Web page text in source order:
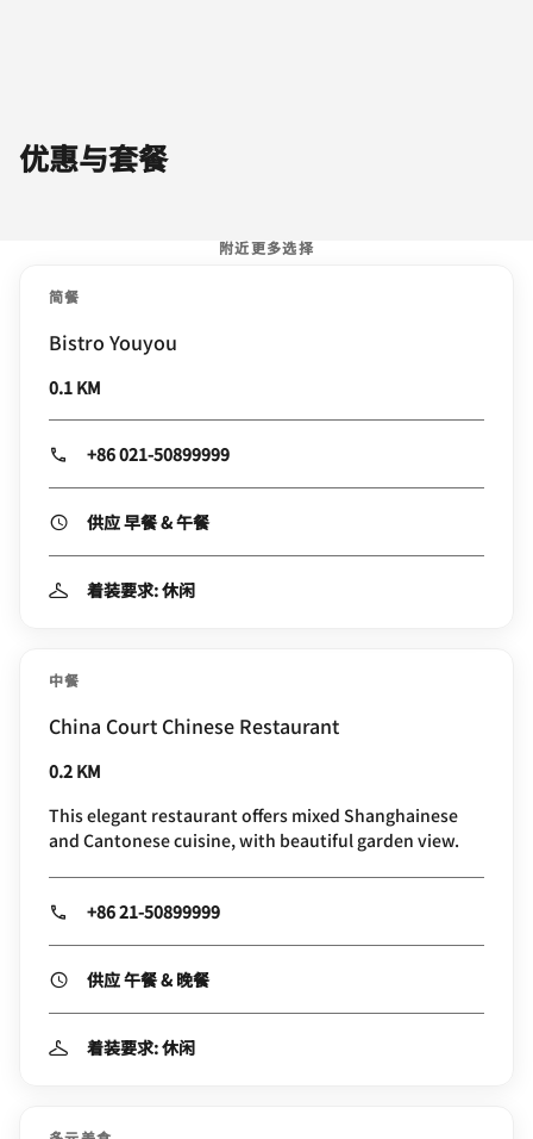
优惠与套餐
附近更多选择
简餐
Bistro Youyou
0.1 KM
+86 021-50899999
供应 早餐 & 午餐
着装要求: 休闲
中餐
China Court Chinese Restaurant
0.2 KM
This elegant restaurant offers mixed Shanghainese
and Cantonese cuisine, with beautiful garden view.
+86 21-50899999
供应 午餐 & 晚餐
着装要求: 休闲